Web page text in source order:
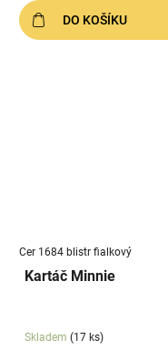
DO KOŠÍKU
Cer 1684 blistr fialkový
Kartáč Minnie
Skladem (17 ks)